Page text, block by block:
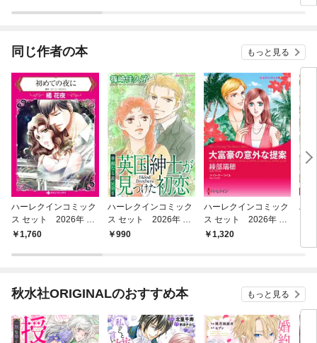
し
同じ作者の本 もっと見る
ハーレクインコミック
ス セット 2026年 vo
l.1064
1,760
ハーレクインコミック
ス セット 2026年 vo
l.932
990
ハーレクインコミック
ス セット 2026年 vo
l.868
1,320
ハ
秋水社ORIGINALのおすすめ本 もっと見る